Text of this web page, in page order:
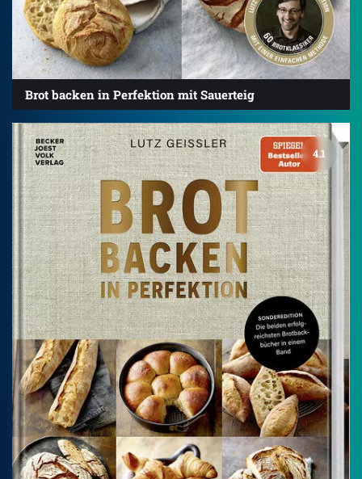
Brot backen in Perfektion mit Sauerteig
4.1